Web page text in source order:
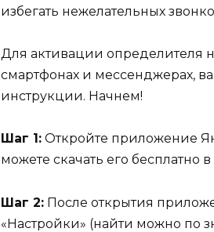
избегать нежелательных
Для активации определителя
смартфонах и мессенджерах,
инструкции. Начнем!
Шаг 1: Откройте приложение
можете скачать его бесплатно
Шаг 2: После открытия
«Настройки» (найти можно по